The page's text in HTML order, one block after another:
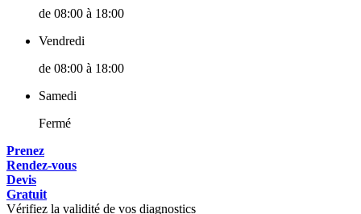
de 08:00 à 18:00
Vendredi
de 08:00 à 18:00
Samedi
Fermé
Prenez
Rendez-vous
Devis
Gratuit
Vérifiez la validité de vos diagnostics